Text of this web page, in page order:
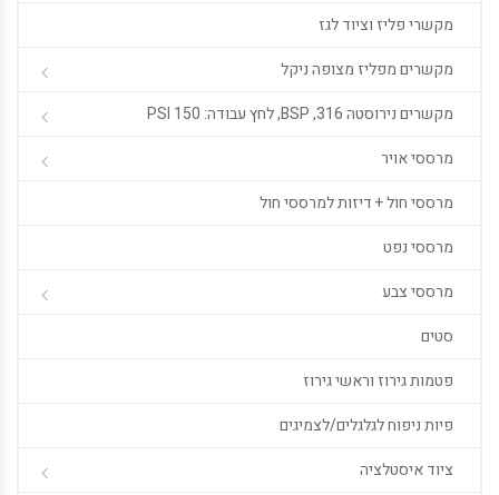
מקשרי פליז וציוד לגז
מקשרים מפליז מצופה ניקל
מקשרים נירוסטה 316, BSP, לחץ עבודה: 150 PSI
מרססי אויר
מרססי חול + דיזות למרססי חול
מרססי נפט
מרססי צבע
סטים
פטמות גירוז וראשי גירוז
פיות ניפוח לגלגלים/לצמיגים
ציוד איסטלציה